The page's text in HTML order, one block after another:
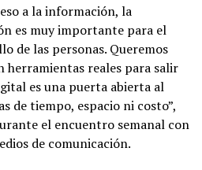
a la información, la
es muy importante para el
de las personas. Queremos
herramientas reales para salir
es una puerta abierta al
de tiempo, espacio ni costo”,
el encuentro semanal con
de comunicación.